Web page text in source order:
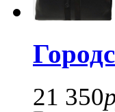
21 350